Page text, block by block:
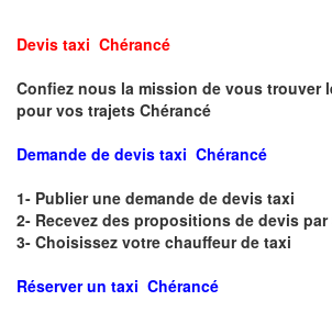
Devis taxi Chérancé
Confiez nous la mission de vous trouver
pour vos trajets Chérancé
Demande de devis taxi Chérancé
1- Publier une demande de devis taxi
2- Recevez des propositions de devis par
3- Choisissez votre chauffeur de taxi
Réserver un taxi Chérancé